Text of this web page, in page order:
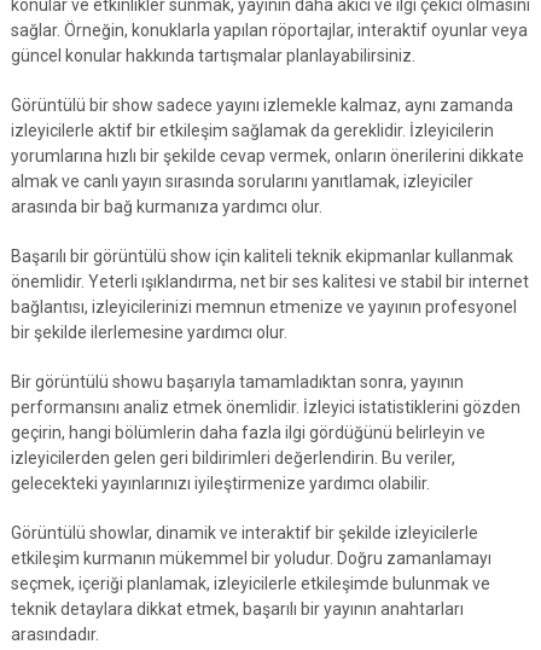
konular ve etkinlikler sunmak, yayının daha akıcı ve ilgi çekici olmasını
sağlar. Örneğin, konuklarla yapılan röportajlar, interaktif oyunlar veya
güncel konular hakkında tartışmalar planlayabilirsiniz.
Görüntülü bir show sadece yayını izlemekle kalmaz, aynı zamanda
izleyicilerle aktif bir etkileşim sağlamak da gereklidir. İzleyicilerin
yorumlarına hızlı bir şekilde cevap vermek, onların önerilerini dikkate
almak ve canlı yayın sırasında sorularını yanıtlamak, izleyiciler
arasında bir bağ kurmanıza yardımcı olur.
Başarılı bir görüntülü show için kaliteli teknik ekipmanlar kullanmak
önemlidir. Yeterli ışıklandırma, net bir ses kalitesi ve stabil bir internet
bağlantısı, izleyicilerinizi memnun etmenize ve yayının profesyonel
bir şekilde ilerlemesine yardımcı olur.
Bir görüntülü showu başarıyla tamamladıktan sonra, yayının
performansını analiz etmek önemlidir. İzleyici istatistiklerini gözden
geçirin, hangi bölümlerin daha fazla ilgi gördüğünü belirleyin ve
izleyicilerden gelen geri bildirimleri değerlendirin. Bu veriler,
gelecekteki yayınlarınızı iyileştirmenize yardımcı olabilir.
Görüntülü showlar, dinamik ve interaktif bir şekilde izleyicilerle
etkileşim kurmanın mükemmel bir yoludur. Doğru zamanlamayı
seçmek, içeriği planlamak, izleyicilerle etkileşimde bulunmak ve
teknik detaylara dikkat etmek, başarılı bir yayının anahtarları
arasındadır.